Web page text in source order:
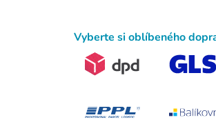
Vyberte si oblíbeného